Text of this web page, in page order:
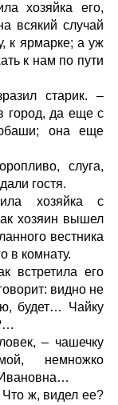
хозяйка его,
всякий случай
к ярмарке; а уж
к нам по пути
старик. –
город, да еще с
она еще
слуга,
гостя.
хозяйка с
хозяин вышел
вестника
в комнату.
встретила его
видно не
будет… Чайку
– чашечку
немножко
ж, видел ее?